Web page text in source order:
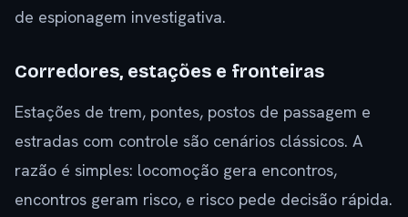
de espionagem investigativa.
Corredores, estações e fronteiras
Estações de trem, pontes, postos de passagem e
estradas com controle são cenários clássicos. A
razão é simples: locomoção gera encontros,
encontros geram risco, e risco pede decisão rápida.